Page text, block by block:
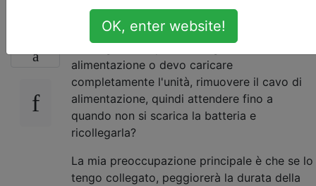
Guardo un sacco di film in streaming online.
Se tengo il computer collegato al cavo di
alimentazione o devo caricare
completamente l'unità, rimuovere il cavo di
alimentazione, quindi attendere fino a
quando non si scarica la batteria e
ricollegarla?
La mia preoccupazione principale è che se lo
tengo collegato, peggiorerà la durata della
OK, enter website!